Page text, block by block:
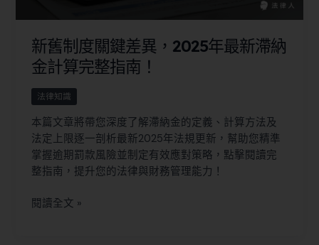
新舊制度關鍵差異，2025年最新滯納
金計算完整指南！
法律知識
本篇文章將帶您深度了解滯納金的定義、計算方法及
法定上限逐一剖析最新2025年法規更新，幫助您精準
掌握逾期罰款風險並制定有效應對策略，點擊閱讀完
整指南，提升您的法律與財務管理能力！
閱讀全文 »